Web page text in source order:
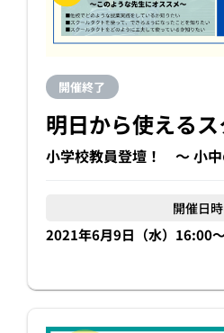
開催終了
明日から使える
小学校教員登壇！ 〜 小
開催日時
2021年6月9日（水）16:00